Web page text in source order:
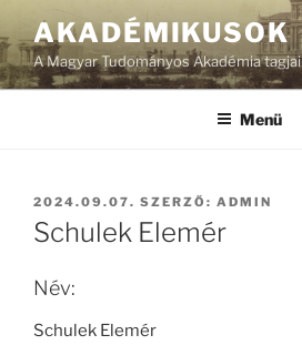
AKADÉMIKUSOK
A Magyar Tudományos Akadémia tagjai
Menü
BEKÜLDVE:
2024.09.07. SZERZŐ: ADMIN
Schulek Elemér
Név:
Schulek Elemér